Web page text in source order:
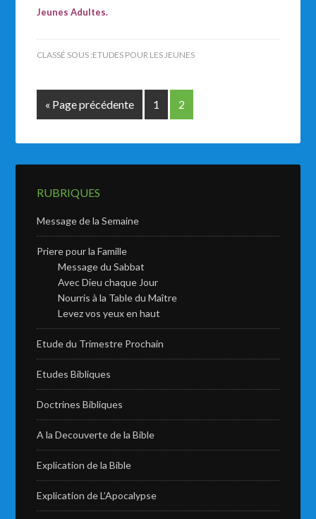
Jeunes Adultes.
CLASSÉ SOUS :ETUDES POUR LES JEUNES
« Page précédente 1 2
RUBRIQUES
Message de la Semaine
Priere pour la Famille
Message du Sabbat
Avec Dieu chaque Jour
Nourris à la Table du Maître
Levez vos yeux en haut
Etude du Trimestre Prochain
Etudes Bibliques
Doctrines Bibliques
A la Decouverte de la Bible
Explication de la Bible
Explication de L’Apocalypse